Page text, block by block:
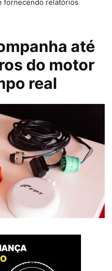
fornecendo relatórios
até
do motor
real